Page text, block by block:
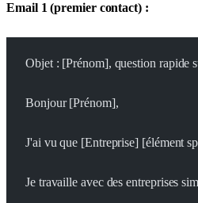
Email 1 (premier contact) :
Objet : [Prénom], question rapide
Bonjour [Prénom],
J'ai vu que [Entreprise] [élément
Je travaille avec des entreprises